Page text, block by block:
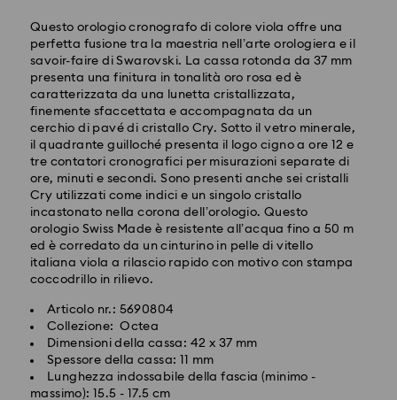
Questo orologio cronografo di colore viola offre una
perfetta fusione tra la maestria nell’arte orologiera e il
savoir-faire di Swarovski. La cassa rotonda da 37 mm
presenta una finitura in tonalità oro rosa ed è
caratterizzata da una lunetta cristallizzata,
finemente sfaccettata e accompagnata da un
cerchio di pavé di cristallo Cry. Sotto il vetro minerale,
il quadrante guilloché presenta il logo cigno a ore 12 e
tre contatori cronografici per misurazioni separate di
ore, minuti e secondi. Sono presenti anche sei cristalli
Cry utilizzati come indici e un singolo cristallo
incastonato nella corona dell’orologio. Questo
orologio Swiss Made è resistente all’acqua fino a 50 m
ed è corredato da un cinturino in pelle di vitello
italiana viola a rilascio rapido con motivo con stampa
coccodrillo in rilievo.
Articolo nr.: 5690804
Collezione: Octea
Dimensioni della cassa: 42 x 37 mm
Spessore della cassa: 11 mm
Lunghezza indossabile della fascia (minimo -
massimo): 15.5 - 17.5 cm
Spedizione standard - SwissPost
Gli ordini inoltrati dal lunedì al venerdì entro le ore
17:00 CET verranno elaborati e spediti lo stesso giorno
lavorativo.
Tempi di spedizione: 2 giorni lavorativi dopo
dal’elaborazione e spedizione
Spedizione gratuita per ordini superiori a: CHF 110
Swarovski non è in grado di effettuare consegne a
caselle postali o indirizzi APO/FPO. Gli articoli
Il cristallo Swarovski è un materiale delicato che deve